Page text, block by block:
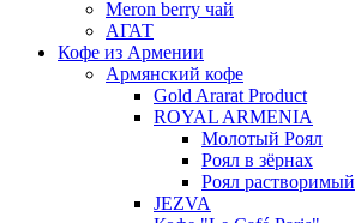
Meron berry чай
АГАТ
Кофе из Армении
Армянский кофе
Gold Ararat Product
ROYAL ARMENIA
Молотый Роял
Роял в зёрнах
Роял растворимый
JEZVA